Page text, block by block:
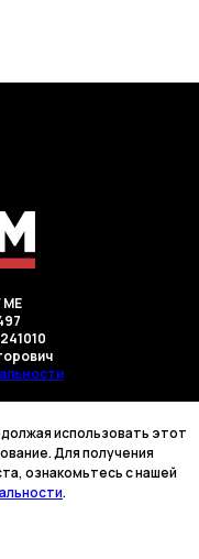
использовать этот
Для получения
ознакомьтесь с нашей
.